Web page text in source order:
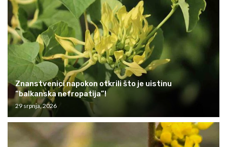
Znanstvenici napokon otkrili što je uistinu
“balkanska nefropatija”!
29 srpnja, 2026